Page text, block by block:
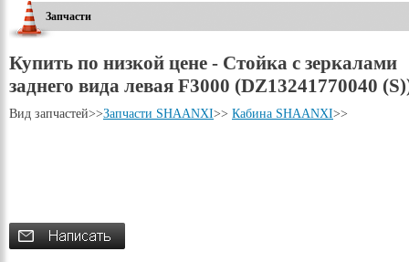
Запчасти
Купить по низкой цене - Стойка с зеркалами
заднего вида левая F3000 (DZ13241770040
Вид запчастей>>Запчасти SHAANXI>> Кабина SHAANXI>>